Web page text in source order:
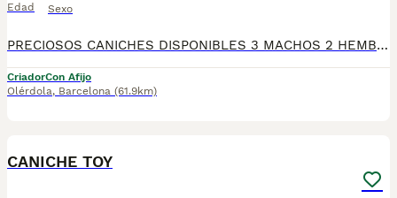
Edad Sexo
PRECIOSOS CANICHES DISPONIBLES 3 MACHOS 2 HEMBRAS TODOS NUESTROS CACHORROS SON ENTREGADOS CON SU RESPECTIVO MICROCHIP, PREGUNTA Y VEN A VISITARNOS SIN COMPROMISO,
CriadorCon Afijo
Olérdola, Barcelona (61.9km)
CANICHE TOY